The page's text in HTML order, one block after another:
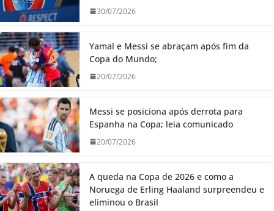
30/07/2026
Yamal e Messi se abraçam após fim da
Copa do Mundo;
20/07/2026
Messi se posiciona após derrota para
Espanha na Copa; leia comunicado
20/07/2026
A queda na Copa de 2026 e como a
Noruega de Erling Haaland surpreendeu e
eliminou o Brasil